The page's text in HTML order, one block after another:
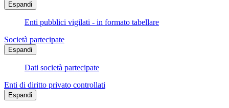
Espandi
Enti pubblici vigilati - in formato tabellare
Società partecipate
Espandi
Dati società partecipate
Enti di diritto privato controllati
Espandi